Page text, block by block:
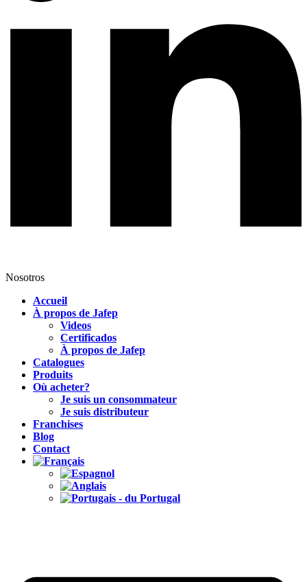
Nosotros
Accueil
À propos de Jafep
Videos
Certificados
À propos de Jafep
Catalogues
Produits
Où acheter?
Je suis un consommateur
Je suis distributeur
Franchises
Blog
Contact